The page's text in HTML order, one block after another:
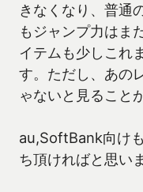
きなくなり、普通
もジャンプ力はま
イテムも少しこれ
す。ただし、あの
ゃないと見ること
au,SoftBank向け
ち頂ければと思い